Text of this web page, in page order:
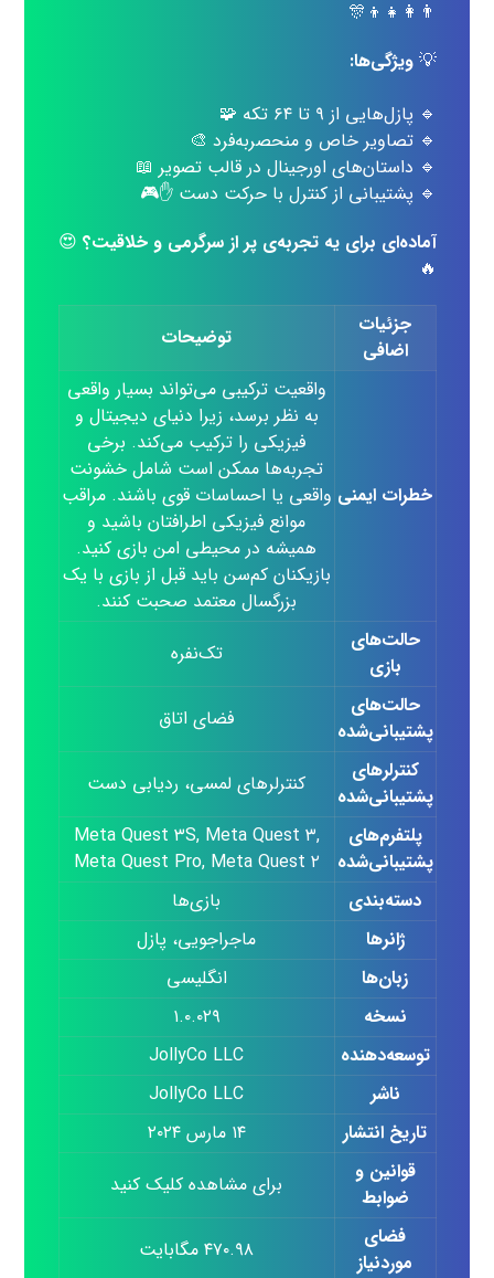
👨‍👩‍👧‍👦🎊
💡ویژگی‌ها:
🔹 پازل‌هایی از ۹ تا ۶۴ تکه 🧩
🔹 تصاویر خاص و منحصربه‌فرد 🎨
🔹 داستان‌های اورجینال در قالب تصویر 📖
🔹 پشتیبانی از کنترل با حرکت دست ✋🎮
آماده‌ای برای یه تجربه‌ی پر از سرگرمی و خلاقیت؟ 😍
🔥
جزئیات
اضافی
توضیحات
خطرات ایمنی
واقعیت ترکیبی می‌تواند بسیار واقعی
به نظر برسد، زیرا دنیای دیجیتال و
فیزیکی را ترکیب می‌کند. برخی
تجربه‌ها ممکن است شامل خشونت
واقعی یا احساسات قوی باشند. مراقب
موانع فیزیکی اطرافتان باشید و
همیشه در محیطی امن بازی کنید.
بازیکنان کم‌سن باید قبل از بازی با یک
بزرگسال معتمد صحبت کنند.
حالت‌های
بازی
تک‌نفره
حالت‌های
پشتیبانی‌شده
فضای اتاق
کنترلرهای
پشتیبانی‌شده
کنترلرهای لمسی، ردیابی دست
پلتفرم‌های
پشتیبانی‌شده
Meta Quest ۳S, Meta Quest ۳,
Meta Quest Pro, Meta Quest ۲
دسته‌بندی
بازی‌ها
ژانرها
ماجراجویی، پازل
زبان‌ها
انگلیسی
نسخه
۱.۰.۰۲۹
توسعه‌دهنده
JollyCo LLC
ناشر
JollyCo LLC
تاریخ انتشار
۱۴ مارس ۲۰۲۴
قوانین و
ضوابط
برای مشاهده کلیک کنید
فضای
موردنیاز
۴۷۰.۹۸ مگابایت